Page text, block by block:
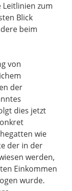
zum
Blick
beim
von
der
dies jetzt
wie
der in der
werden,
Einkommen
wurde.